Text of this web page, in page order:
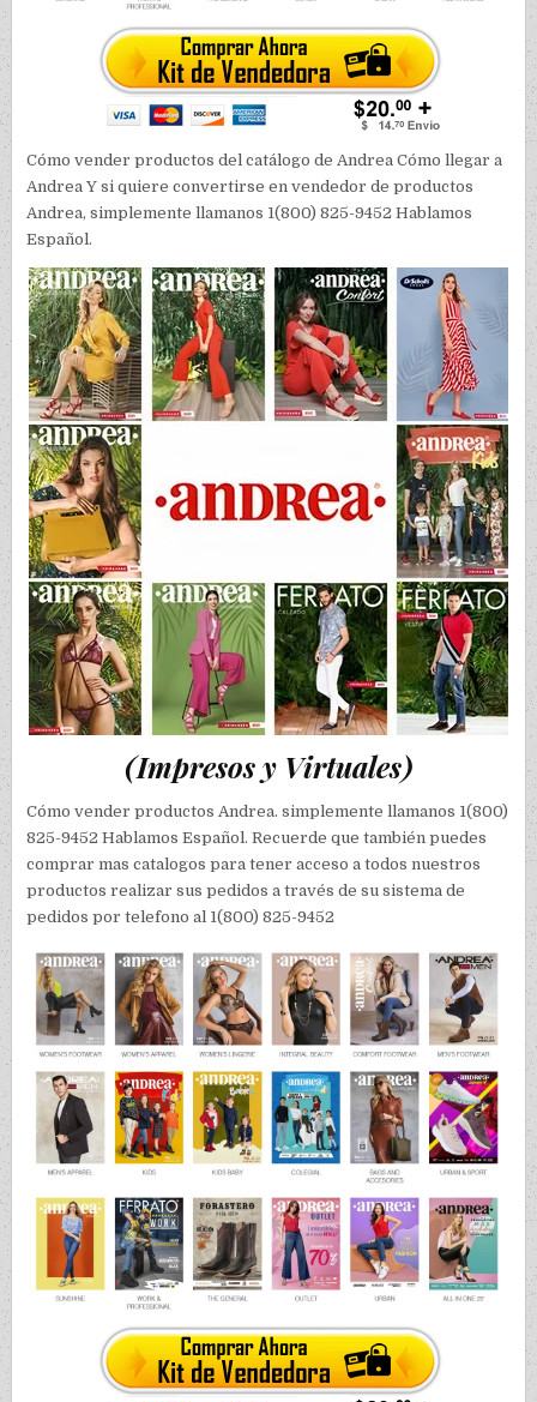
Cómo vender productos del catálogo de Andrea Cómo llegar a
Andrea Y si quiere convertirse en vendedor de productos
Andrea, simplemente llamanos 1(800) 825-9452 Hablamos
Español.
(Impresos y Virtuales)
Cómo vender productos Andrea. simplemente llamanos 1(800)
825-9452 Hablamos Español. Recuerde que también puedes
comprar mas catalogos para tener acceso a todos nuestros
productos realizar sus pedidos a través de su sistema de
pedidos por telefono al 1(800) 825-9452